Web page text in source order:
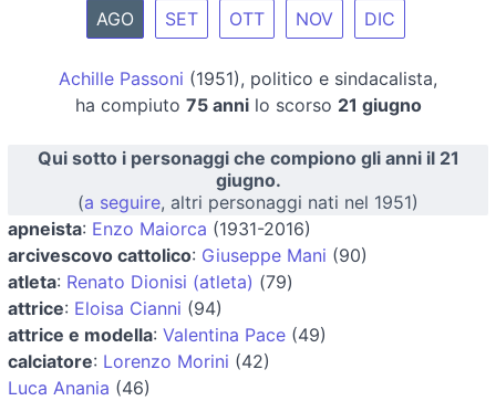
AGO
SET OTT NOV DIC
Achille Passoni (1951), politico e sindacalista,
ha compiuto 75 annilo scorso 21 giugno
Qui sotto i personaggi che compiono gli anni il 21
giugno.
(a seguire, altri personaggi nati nel 1951)
apneista: Enzo Maiorca (1931-2016)
arcivescovo cattolico: Giuseppe Mani (90)
atleta: Renato Dionisi (atleta) (79)
attrice: Eloisa Cianni (94)
attrice e modella: Valentina Pace (49)
calciatore: Lorenzo Morini (42)
Luca Anania (46)